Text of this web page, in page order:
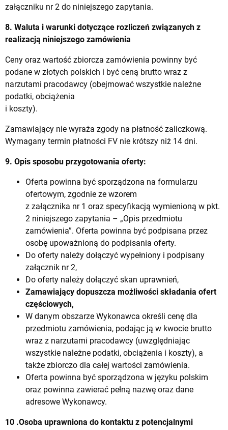
załączniku nr 2 do niniejszego zapytania.
8. Waluta i warunki dotyczące rozliczeń związanych z
realizacją niniejszego zamówienia
Ceny oraz wartość zbiorcza zamówienia powinny być
podane w złotych polskich i być ceną brutto wraz z
narzutami pracodawcy (obejmować wszystkie należne
podatki, obciążenia
i koszty).
Zamawiający nie wyraża zgody na płatność zaliczkową.
Wymagany termin płatności FV nie krótszy niż 14 dni.
9. Opis sposobu przygotowania oferty:
Oferta powinna być sporządzona na formularzu
ofertowym, zgodnie ze wzorem
z załącznika nr 1 oraz specyfikacją wymienioną w pkt.
2 niniejszego zapytania – „Opis przedmiotu
zamówienia”. Oferta powinna być podpisana przez
osobę upoważnioną do podpisania oferty.
Do oferty należy dołączyć wypełniony i podpisany
załącznik nr 2,
Do oferty należy dołączyć skan uprawnień,
Zamawiający dopuszcza możliwości składania ofert
częściowych,
W danym obszarze Wykonawca określi cenę dla
przedmiotu zamówienia, podając ją w kwocie brutto
wraz z narzutami pracodawcy (uwzględniając
wszystkie należne podatki, obciążenia i koszty), a
także zbiorczo dla całej wartości zamówienia.
Oferta powinna być sporządzona w języku polskim
oraz powinna zawierać pełną nazwę oraz dane
adresowe Wykonawcy.
10 .Osoba uprawniona do kontaktu z potencjalnymi